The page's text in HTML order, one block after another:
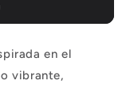
en el
vibrante,